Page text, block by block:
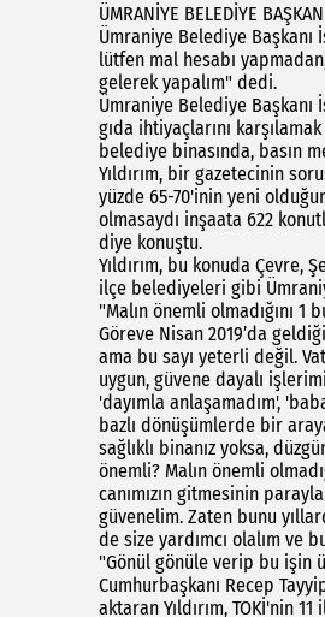
ÜMRANİYE BELEDİYE
Ümraniye Belediye Başkanı
lütfen mal hesabı
gelerek yapalım" dedi.
Ümraniye Belediye Başkanı
gıda ihtiyaçlarını
belediye binasında, basın
Yıldırım, bir gazetecinin
yüzde 65-70'inin yeni
olmasaydı inşaata 622
diye konuştu.
Yıldırım, bu konuda Çevre,
ilçe belediyeleri gibi
"Malın önemli olmadığını 1
Göreve Nisan 2019’da
ama bu sayı yeterli değil.
uygun, güvene dayalı
'dayımla anlaşamadım',
bazlı dönüşümlerde bir
sağlıklı binanız yoksa,
önemli? Malın önemli
canımızın gitmesinin
güvenelim. Zaten bunu
de size yardımcı olalım ve
"Gönül gönüle verip bu işin
Cumhurbaşkanı Recep
aktaran Yıldırım, TOKİ'nin